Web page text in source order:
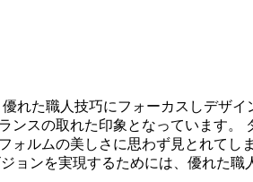
れた職人技巧にフォーカスしデザ
ンスの取れた印象となっています
ォルムの美しさに思わず見とれて
ョンを実現するためには、優れた職